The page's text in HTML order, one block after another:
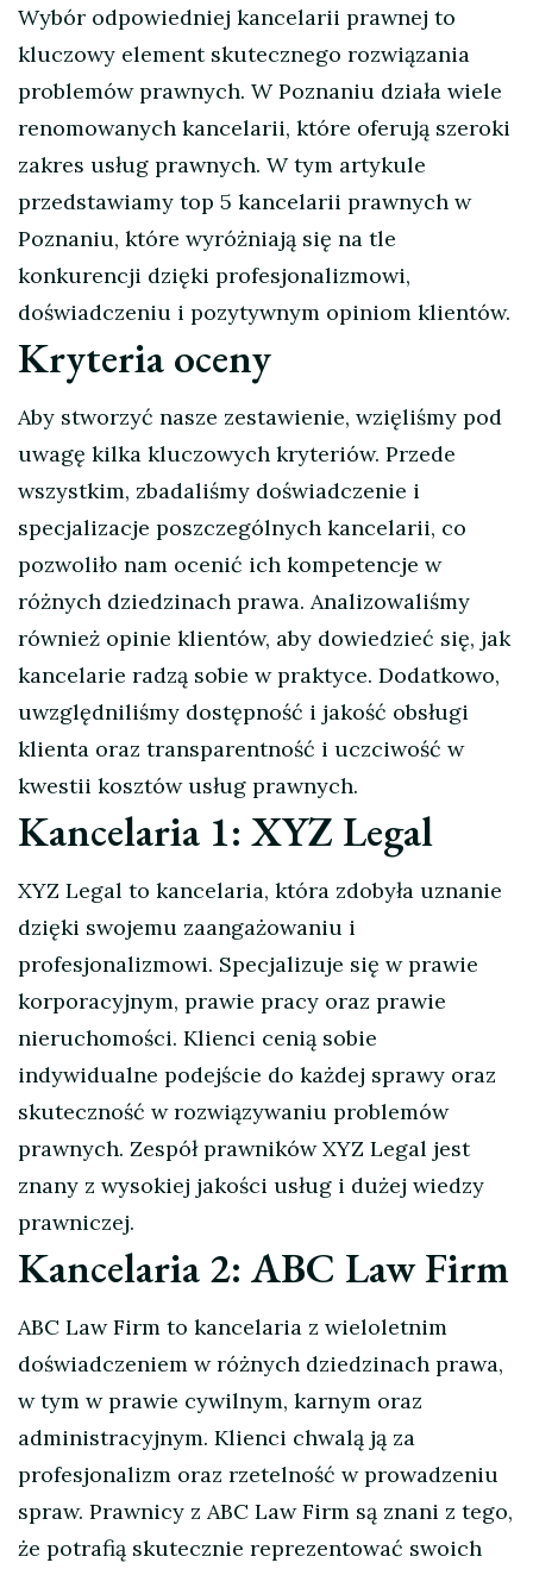
Wybór odpowiedniej kancelarii prawnej to
kluczowy element skutecznego rozwiązania
problemów prawnych. W Poznaniu działa wiele
renomowanych kancelarii, które oferują szeroki
zakres usług prawnych. W tym artykule
przedstawiamy top 5 kancelarii prawnych w
Poznaniu, które wyróżniają się na tle
konkurencji dzięki profesjonalizmowi,
doświadczeniu i pozytywnym opiniom klientów.
Kryteria oceny
Aby stworzyć nasze zestawienie, wzięliśmy pod
uwagę kilka kluczowych kryteriów. Przede
wszystkim, zbadaliśmy doświadczenie i
specjalizacje poszczególnych kancelarii, co
pozwoliło nam ocenić ich kompetencje w
różnych dziedzinach prawa. Analizowaliśmy
również opinie klientów, aby dowiedzieć się, jak
kancelarie radzą sobie w praktyce. Dodatkowo,
uwzględniliśmy dostępność i jakość obsługi
klienta oraz transparentność i uczciwość w
kwestii kosztów usług prawnych.
Kancelaria 1: XYZ Legal
XYZ Legal to kancelaria, która zdobyła uznanie
dzięki swojemu zaangażowaniu i
profesjonalizmowi. Specjalizuje się w prawie
korporacyjnym, prawie pracy oraz prawie
nieruchomości. Klienci cenią sobie
indywidualne podejście do każdej sprawy oraz
skuteczność w rozwiązywaniu problemów
prawnych. Zespół prawników XYZ Legal jest
znany z wysokiej jakości usług i dużej wiedzy
prawniczej.
Kancelaria 2: ABC Law Firm
ABC Law Firm to kancelaria z wieloletnim
doświadczeniem w różnych dziedzinach prawa,
w tym w prawie cywilnym, karnym oraz
administracyjnym. Klienci chwalą ją za
profesjonalizm oraz rzetelność w prowadzeniu
spraw. Prawnicy z ABC Law Firm są znani z tego,
że potrafią skutecznie reprezentować swoich